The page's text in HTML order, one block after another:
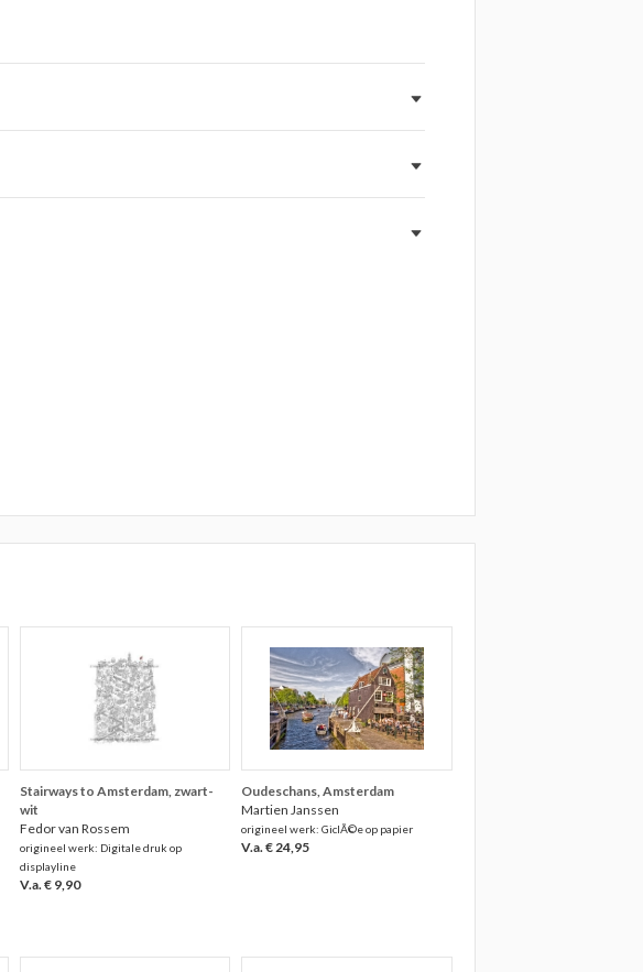
Stairways to Amsterdam, zwart-
wit
Fedor van Rossem
origineel werk: Digitale druk op
displayline
V.a. € 9,90
Oudeschans, Amsterdam
Martien Janssen
origineel werk: GiclÃ©e op papier
V.a. € 24,95